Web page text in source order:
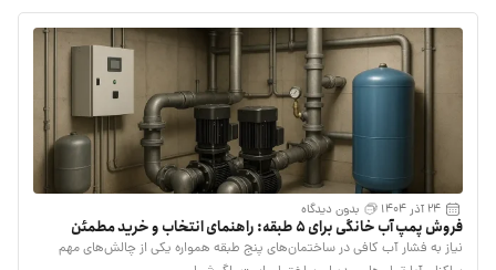
24 آذر 1404 بدون دیدگاه
فروش پمپ آب خانگی برای 5 طبقه: راهنمای انتخاب و خرید مطمئن
نیاز به فشار آب کافی در ساختمان‌های پنج طبقه همواره یکی از چالش‌های مهم